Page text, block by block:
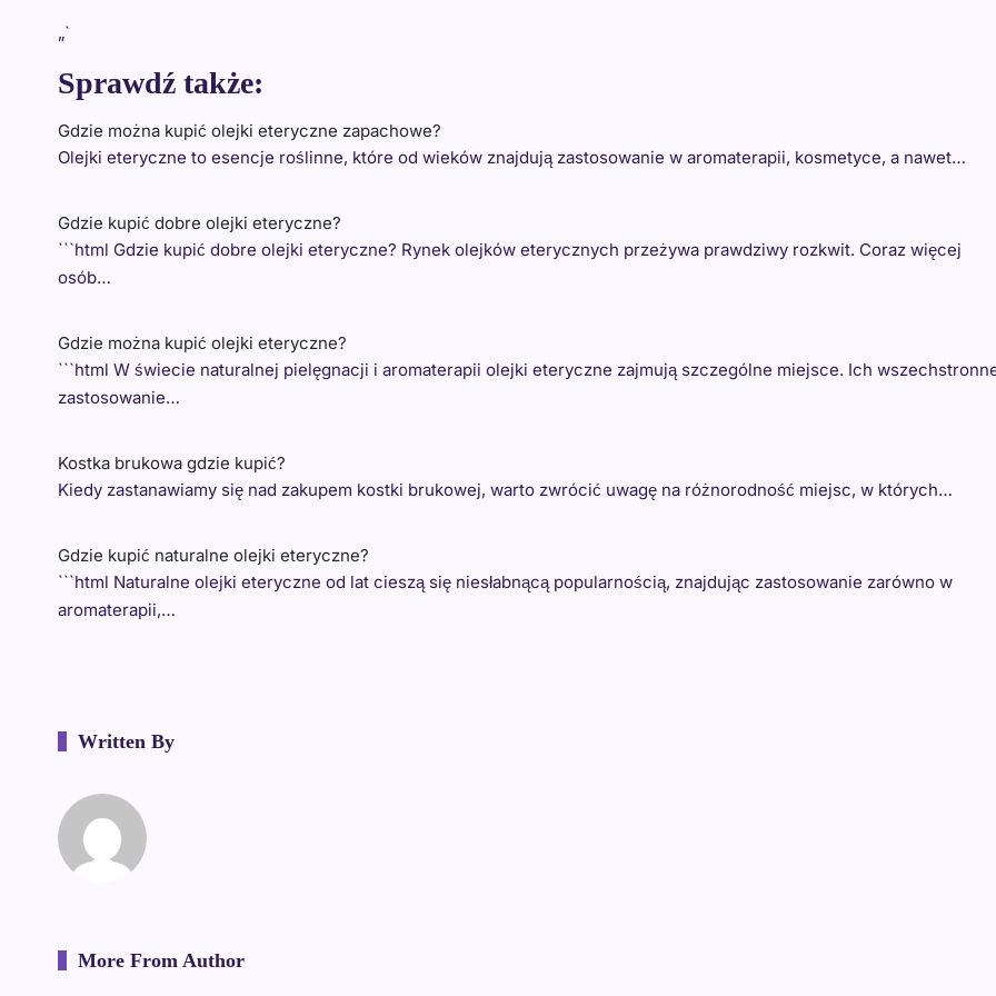
„`
Sprawdź także:
Gdzie można kupić olejki eteryczne zapachowe?
Olejki eteryczne to esencje roślinne, które od wieków znajdują zastosowanie w aromaterapii, kosmetyce, a nawet…
Gdzie kupić dobre olejki eteryczne?
```html Gdzie kupić dobre olejki eteryczne? Rynek olejków eterycznych przeżywa prawdziwy rozkwit. Coraz więcej
osób…
Gdzie można kupić olejki eteryczne?
```html W świecie naturalnej pielęgnacji i aromaterapii olejki eteryczne zajmują szczególne miejsce. Ich
zastosowanie…
Kostka brukowa gdzie kupić?
Kiedy zastanawiamy się nad zakupem kostki brukowej, warto zwrócić uwagę na różnorodność miejsc, w których…
Gdzie kupić naturalne olejki eteryczne?
```html Naturalne olejki eteryczne od lat cieszą się niesłabnącą popularnością, znajdując zastosowanie zarówno w
aromaterapii,…
Written By
More From Author